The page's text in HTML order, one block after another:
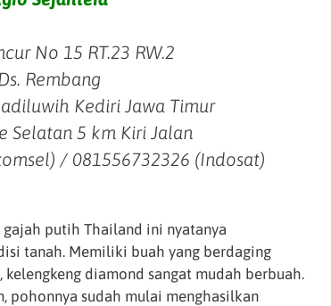
No 15 RT.23 RW.2
Rembang
Kediri Jawa Timur
Selatan 5 km Kiri Jalan
/ 081556732326 (Indosat)
putih Thailand ini nyatanya
tanah. Memiliki buah yang berdaging
diamond sangat mudah berbuah.
pohonnya sudah mulai menghasilkan